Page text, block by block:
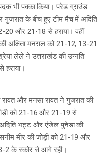
भी पक्का किया। परेड ग्राउंड
गुजरात के बीच हुए टीम मैच में अदिति
20 और 21-18 से हराया। वहीं
अक्षिता मनराल को 21-12, 13-21
लेले ने उत्तराखंड की उन्नति
रावत और मनसा रावत ने गुजरात की
को 21-16 और 21-19 से
भट्ट और एंजेल पुनेडा की
मीर की जोड़ी को 21-19 और
2 के स्कोर से आगे रही।